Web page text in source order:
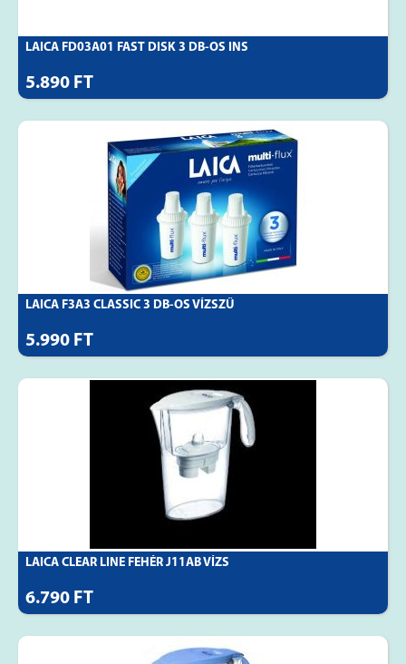
LAICA FD03A01 FAST DISK 3 DB-OS INS
5.890 FT
LAICA F3A3 CLASSIC 3 DB-OS VÍZSZŰ
5.990 FT
LAICA CLEAR LINE FEHÉR J11AB VÍZS
6.790 FT